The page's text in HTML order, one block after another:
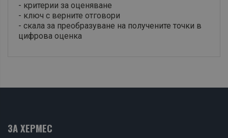
- критерии за оценяване
- ключ с верните отговори
- скала за преобразуване на получените точки в
цифрова оценка
ЗА ХЕРМЕС